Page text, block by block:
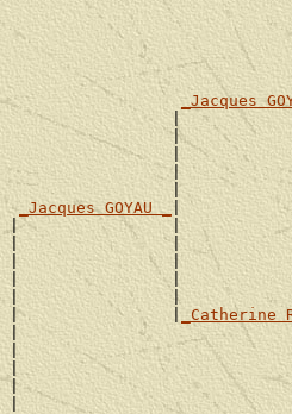
_Jacques
|
|
|
|
|
_Jacques GOYAU _|
|                |
|                |
|                |
|                |
|                |
|                |
_Catherine
|
|
|
|
|